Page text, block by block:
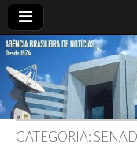
ABN
DESDE
1924
CATEGORIA: